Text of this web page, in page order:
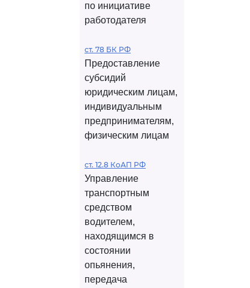
по инициативе
работодателя
ст. 78 БК РФ
Предоставление
субсидий
юридическим лицам,
индивидуальным
предпринимателям,
физическим лицам
ст. 12.8 КоАП РФ
Управление
транспортным
средством
водителем,
находящимся в
состоянии
опьянения,
передача